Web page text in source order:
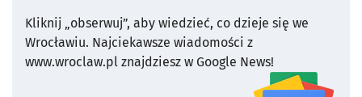
Kliknij „obserwuj”, aby wiedzieć, co dzieje się we
Wrocławiu. Najciekawsze wiadomości z
www.wroclaw.pl znajdziesz w Google News!